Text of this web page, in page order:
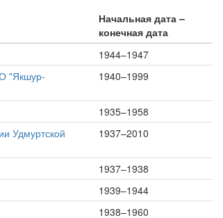
Начальная дата –
конечная дата
1944–1947
"Якшур-
1940–1999
1935–1958
Удмуртской
1937–2010
1937–1938
1939–1944
1938–1960